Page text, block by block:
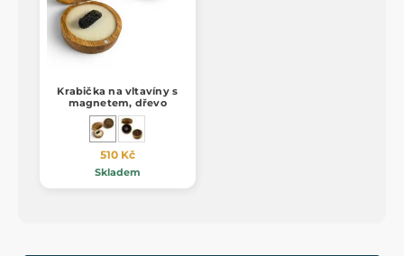
Krabička na vltavíny s
magnetem, dřevo
510 Kč
Skladem